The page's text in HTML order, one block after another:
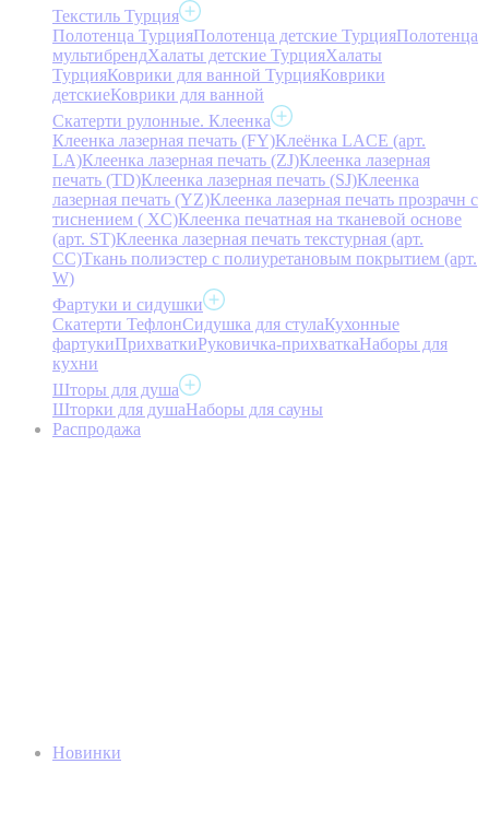
Текстиль Турция
Полотенца ТурцияПолотенца детские ТурцияПолотенца
мультибрендХалаты детские ТурцияХалаты
ТурцияКоврики для ванной ТурцияКоврики
детскиеКоврики для ванной
Скатерти рулонные. Клеенка
Клеенка лазерная печать (FY)Клеёнка LACE (арт.
LA)Клеенка лазерная печать (ZJ)Клеенка лазерная
печать (TD)Клеенка лазерная печать (SJ)Клеенка
лазерная печать (YZ)Клеенка лазерная печать прозрачн с
тиснением ( XC)Клеенка печатная на тканевой основе
(арт. ST)Клеенка лазерная печать текстурная (арт.
CC)Ткань полиэстер с полиуретановым покрытием (арт.
W)
Фартуки и сидушки
Скатерти ТефлонСидушка для стулаКухонные
фартукиПрихваткиРуковичка-прихваткаНаборы для
кухни
Шторы для душа
Шторки для душаНаборы для сауны
Распродажа
Новинки